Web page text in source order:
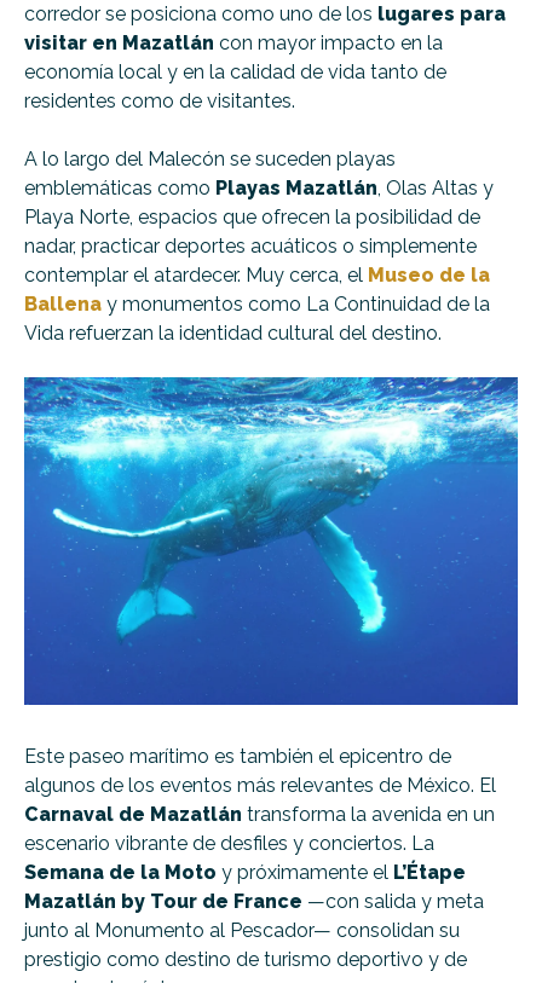
corredor se posiciona como uno de los lugares para
visitar en Mazatlán con mayor impacto en la
economía local y en la calidad de vida tanto de
residentes como de visitantes.
A lo largo del Malecón se suceden playas
emblemáticas como Playas Mazatlán, Olas Altas y
Playa Norte, espacios que ofrecen la posibilidad de
nadar, practicar deportes acuáticos o simplemente
contemplar el atardecer. Muy cerca, el Museo de la
Ballena y monumentos como La Continuidad de la
Vida refuerzan la identidad cultural del destino.
Este paseo marítimo es también el epicentro de
algunos de los eventos más relevantes de México. El
Carnaval de Mazatlán transforma la avenida en un
escenario vibrante de desfiles y conciertos. La
Semana de la Moto y próximamente el L’Étape
Mazatlán by Tour de France —con salida y meta
junto al Monumento al Pescador— consolidan su
prestigio como destino de turismo deportivo y de